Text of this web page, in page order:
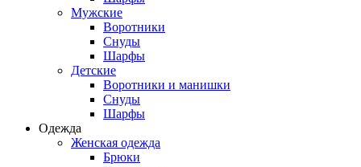
Мужские
Воротники
Снуды
Шарфы
Детские
Воротники и манишки
Снуды
Шарфы
Одежда
Женская одежда
Брюки